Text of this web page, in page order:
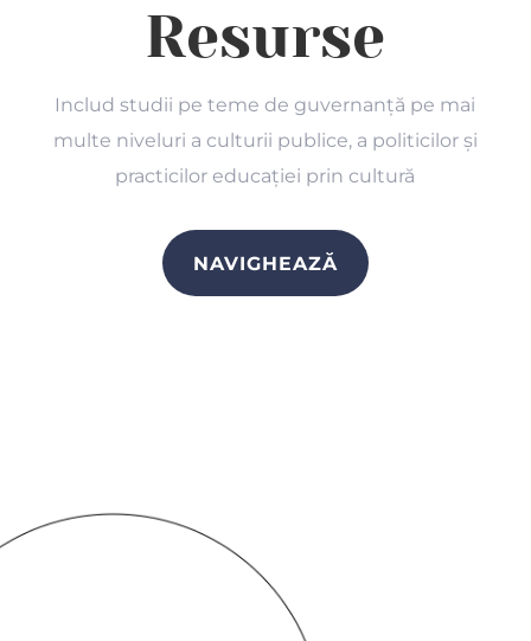
Resurse
Includ studii pe teme de guvernanță pe mai
multe niveluri a culturii publice, a politicilor și
practicilor educației prin cultură
NAVIGHEAZĂ